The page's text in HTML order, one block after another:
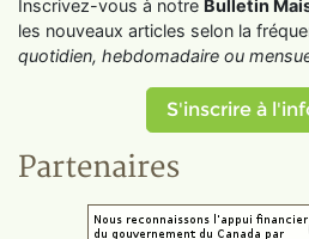
Inscrivez-vous à notre Bulletin
les nouveaux articles selon la
quotidien, hebdomadaire ou
S'inscrire à
Partenaires